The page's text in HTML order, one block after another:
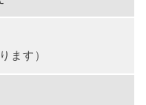
ます）